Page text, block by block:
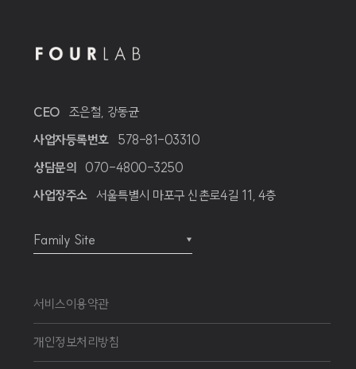
CEO 조은철, 강동균
사업자등록번호578-81-03310
상담문의
070-4800-3250
사업장주소서울특별시 마포구 신촌로4길 11, 4층
Family Site ▼
서비스이용약관
개인정보처리방침